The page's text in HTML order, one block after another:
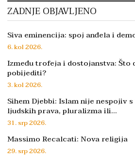
ZADNJE OBJAVLJENO
Siva eminencija: spoj anđela i
6. kol 2026.
Između trofeja i dostojanstva: Što
pobijediti?
3. kol 2026.
Sihem Djebbi: Islam nije nespojiv
ljudskih prava, pluralizma ili…
31. srp 2026.
Massimo Recalcati: Nova religija
29. srp 2026.